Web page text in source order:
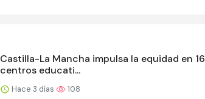
Castilla-La Mancha impulsa la equidad en
centros educati...
Hace 3 días 108